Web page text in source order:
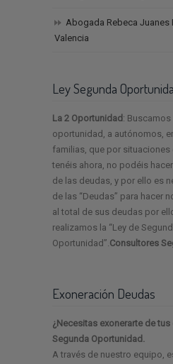
Abogada Rebeca Juanes
Valencia
Ley Segunda
La 2 Oportunidad :
oportunidad, a autónomos,
familias, que por
tenéis ahora, no podéis
de las deudas, y por ello es
de las “Deudas” para hacer
al total de sus deudas por
realizamos la “Ley de
Oportunidad”. Consultores
Exoneración Deudas
¿Necesitas exonerarte de
Segunda Oportunidad.
A través de nuestro equipo,